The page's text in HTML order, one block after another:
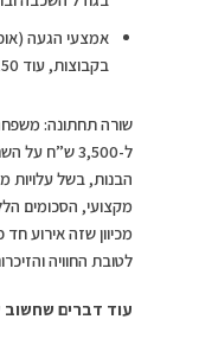
אמצעי הגעה
בקבוצות, עוד 150 – 300 ש”ח לראש.
ל-3,500 ש”ח
הבנות, בשל עלויות
מקצועי, הסכומים
מכיוון שזה אירוע
לטובת החוויה
עוד דברים